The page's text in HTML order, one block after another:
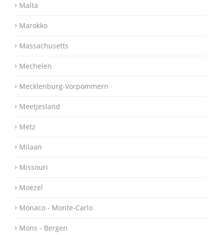
Malta
Marokko
Massachusetts
Mechelen
Mecklenburg-Vorpommern
Meetjesland
Metz
Milaan
Missouri
Moezel
Monaco - Monte-Carlo
Mons - Bergen